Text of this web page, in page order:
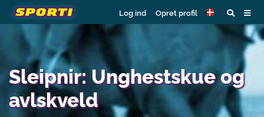
Log ind Opret profil
Sleipnir: Unghestskue og
avlskveld